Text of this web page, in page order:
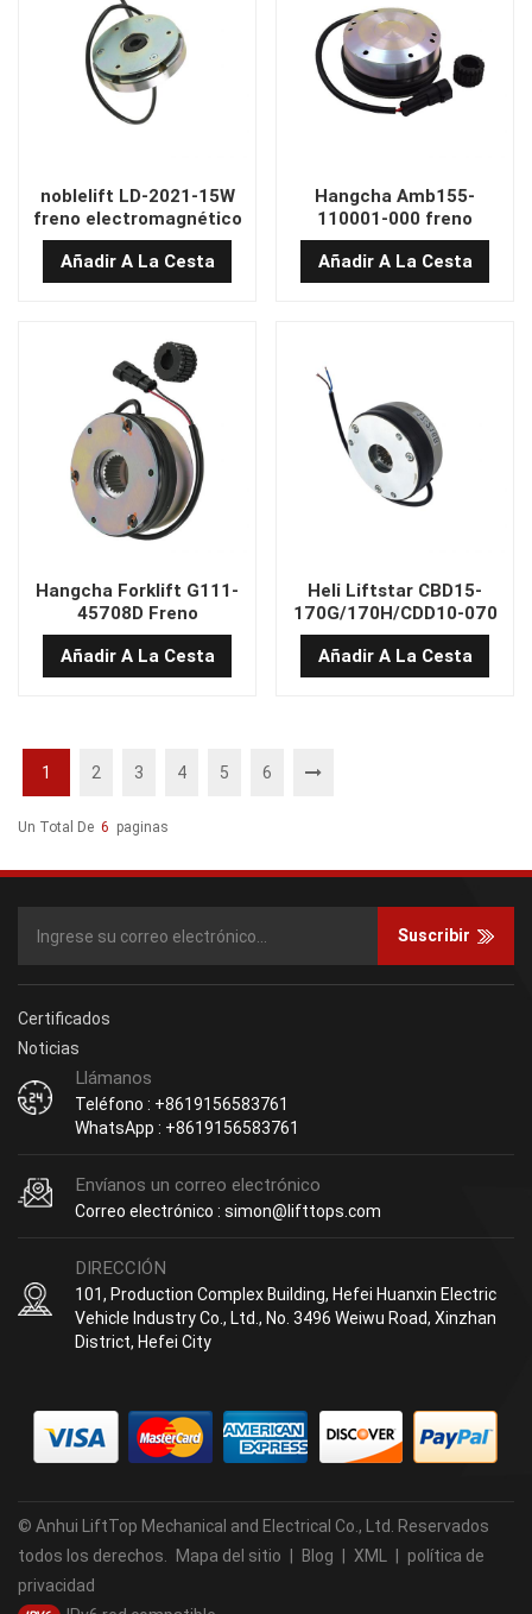
noblelift LD-2021-15W
freno electromagnético
Añadir A La Cesta
Hangcha Amb155-
110001-000 freno
electromagnético
Añadir A La Cesta
Hangcha Forklift G111-
45708D Freno
electromagnético
Añadir A La Cesta
Heli Liftstar CBD15-
170G/170H/CDD10-070
FRENO
Añadir A La Cesta
1 2 3 4 5 6
Un Total De 6 Paginas
Suscribir
Certificados
Noticias
Llámanos
Teléfono : +8619156583761
WhatsApp : +8619156583761
Envíanos un correo electrónico
Correo electrónico : simon@lifttops.com
DIRECCIÓN
101, Production Complex Building, Hefei Huanxin Electric
Vehicle Industry Co., Ltd., No. 3496 Weiwu Road, Xinzhan
District, Hefei City
© Anhui LiftTop Mechanical and Electrical Co., Ltd. Reservados
todos los derechos.
Mapa del sitio Blog XML
política de
privacidad